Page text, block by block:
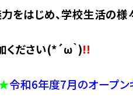
をはじめ、学校生活の様
ください(*´ω｀)!!
令和6年度7月のオープン